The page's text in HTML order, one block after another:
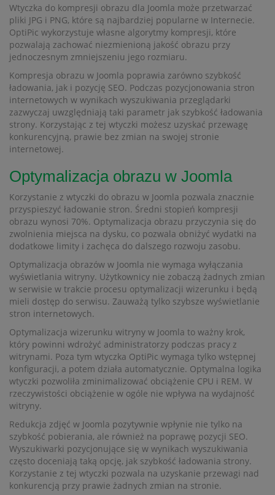
Wtyczka do kompresji obrazu dla Joomla może przetwarzać
pliki JPG i PNG, które są najbardziej popularne w Internecie.
OptiPic wykorzystuje własne algorytmy kompresji, które
pozwalają zachować niezmienioną jakość obrazu przy
jednoczesnym zmniejszeniu jego rozmiaru.
Kompresja obrazu w Joomla poprawia zarówno szybkość
ładowania, jak i pozycję SEO. Podczas pozycjonowania stron
internetowych w wynikach wyszukiwania przeglądarki
zazwyczaj uwzględniają taki parametr jak szybkość ładowania
strony. Korzystając z tej wtyczki możesz uzyskać przewagę
konkurencyjną, prawie bez zmian na swojej stronie
internetowej.
Optymalizacja obrazu w Joomla
Korzystanie z wtyczki do obrazu w Joomla pozwala znacznie
przyspieszyć ładowanie stron. Średni stopień kompresji
obrazu wynosi 70%. Optymalizacja obrazu przyczynia się do
zwolnienia miejsca na dysku, co pozwala obniżyć wydatki na
dodatkowe limity i zachęca do dalszego rozwoju zasobu.
Optymalizacja obrazów w Joomla nie wymaga wyłączania
wyświetlania witryny. Użytkownicy nie zobaczą żadnych zmian
w serwisie w trakcie procesu optymalizacji wizerunku i będą
mieli dostęp do serwisu. Zauważą tylko szybsze wyświetlanie
stron internetowych.
Optymalizacja wizerunku witryny w Joomla to ważny krok,
który powinni wdrożyć administratorzy podczas pracy z
witrynami. Poza tym wtyczka OptiPic wymaga tylko wstępnej
konfiguracji, a potem działa automatycznie. Optymalna logika
wtyczki pozwoliła zminimalizować obciążenie CPU i REM. W
rzeczywistości obciążenie w ogóle nie wpływa na wydajność
witryny.
Redukcja zdjęć w Joomla pozytywnie wpłynie nie tylko na
szybkość pobierania, ale również na poprawę pozycji SEO.
Wyszukiwarki pozycjonujące się w wynikach wyszukiwania
często doceniają taką opcję, jak szybkość ładowania strony.
Korzystanie z tej wtyczki pozwala na uzyskanie przewagi nad
konkurencją przy prawie żadnych zmian na stronie.